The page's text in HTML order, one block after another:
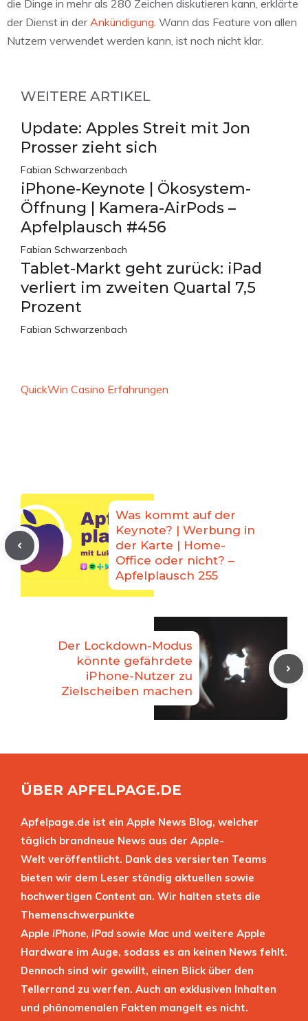
die Dinge in mehr als 280 Zeichen diskutieren kann, erklärte
der Dienst in derAnkündigung. Wann das Feature von allen
Nutzern verwendet werden kann, ist noch nicht klar.
WEITERE ARTIKEL
Update: Apples Streit mit Jon
Prosser zieht sich
Fabian Schwarzenbach
iPhone-Keynote | Ökosystem-
Öffnung | Kamera-AirPods –
Apfelplausch #456
Fabian Schwarzenbach
Tablet-Markt geht zurück: iPad
verliert im zweiten Quartal 7,5
Prozent
Fabian Schwarzenbach
QuickWin Casino Erfahrungen
Was kommt auf der
Keynote? | Werbung in
der Karte | Home-
Office oder nicht? –
Apfelplausch 255
Der Lockdown-Modus
könnte gefährdete
iPhone-Nutzer zu
Zielscheiben machen
ÜBER APFELPAGE.DE
Apfelpage.de ist ein Apple News Blog, welcher
täglich brandneue News aus der Apple-
Welt veröffentlicht. Dank des versierten Teams
bieten wir dem Leser ständig aktuellen sowie
hochwertigen Content an. Wir halten stets die
Themenschwerpunkte
Apple iPhone, iPad sowie Mac und weitere Apple
Hardware im Auge, sodass es an keinen News fehlt.
Dennoch sind wir gewillt, einen Blick über den
Tellerrand zu werfen. Auch an exklusiven Inhalten
und phänomenalen Fakten mangelt es nicht.